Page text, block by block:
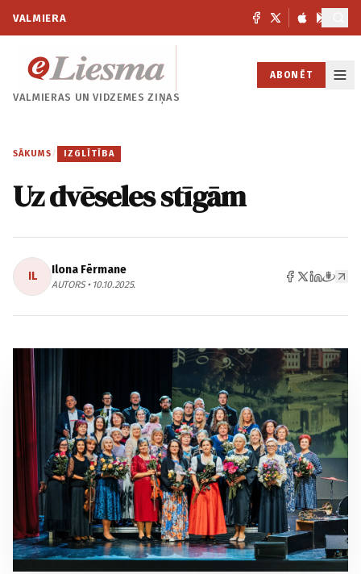
VALMIERA
VALMIERAS UNVIDZEMES ZIŅAS
ABONĒT
SĀKUMS / IZGLĪTĪBA
Uz dvēseles stīgām
IL Ilona Fērmane
AUTORS • 10.10.2025.